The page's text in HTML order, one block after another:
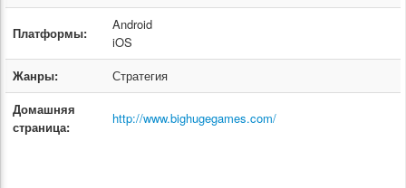
Платформы:
Android
iOS
Жанры:
Стратегия
Домашняя
страница:
http://www.bighugegames.com/